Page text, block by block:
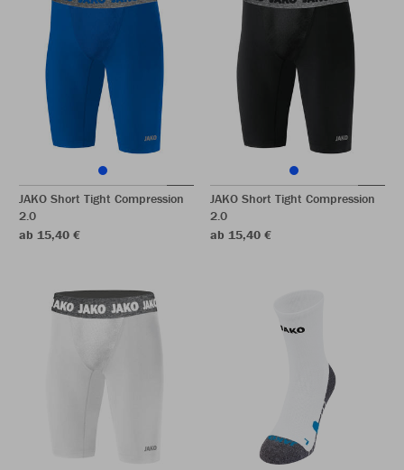
JAKO Short Tight Compression
2.0
ab 15,40 €
JAKO Short Tight Compression
2.0
ab 15,40 €